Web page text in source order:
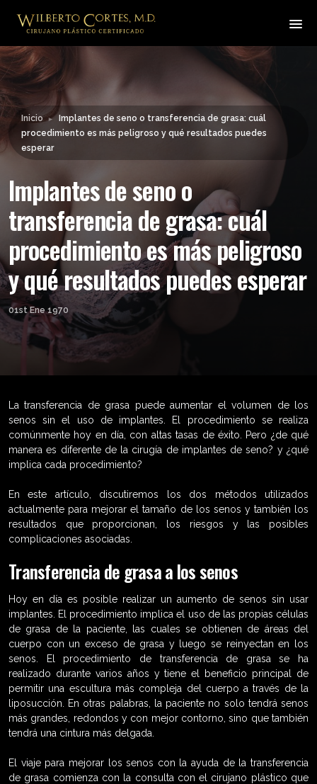
Leyendo: Implantes de seno o
transferencia de grasa: cuál
peligroso y qué resultados
Inicio ►
Implantes de seno o transferencia de grasa: cuál
procedimiento es más peligroso y qué resultados puedes
esperar
Implantes de seno o
transferencia de grasa: cuál
procedimiento es más peligroso
y qué resultados puedes esperar
01st Ene 1970
La transferencia de grasa puede aumentar el volumen de los
senos sin el uso de implantes. El procedimiento se realiza
comúnmente hoy en día, con altas tasas de éxito. Pero ¿de qué
manera es diferente de la cirugía de implantes de seno? y ¿qué
implica cada procedimiento?
En este artículo, discutiremos los dos métodos utilizados
actualmente para mejorar el tamaño de los senos y también los
resultados que proporcionan, los riesgos y las posibles
complicaciones asociadas.
Transferencia de grasa a los senos
Hoy en día es posible realizar un aumento de senos sin usar
implantes. El procedimiento implica el uso de las propias células
de grasa de la paciente, las cuales se obtienen de áreas del
cuerpo con un exceso de grasa y luego se reinyectan en los
senos. El procedimiento de transferencia de grasa se ha
realizado durante varios años y tiene el beneficio principal de
permitir una escultura más compleja del cuerpo a través de la
liposucción. En otras palabras, la paciente no solo tendrá senos
más grandes, redondos y con mejor contorno, sino que también
tendrá una cintura más delgada.
El viaje para mejorar los senos con la ayuda de la transferencia
de grasa comienza con la consulta con el cirujano plástico que